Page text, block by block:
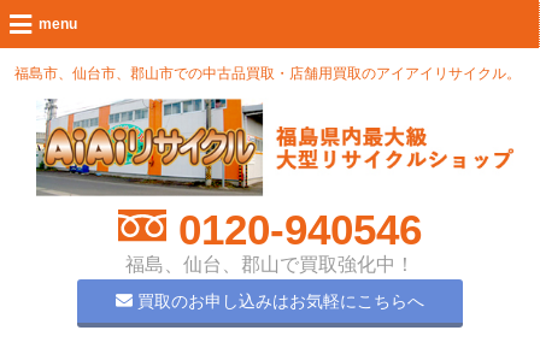
福島市、仙台市、郡山市での中古品買取・店舗用買取のアイアイリサイクル。
0120-940546
福島、仙台、郡山で買取強化中！
買取のお申し込みはお気軽にこちらへ